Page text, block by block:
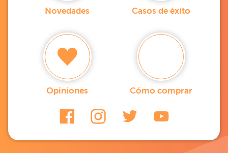
Novedades Casos de éxito
Opiniones Cómo comprar